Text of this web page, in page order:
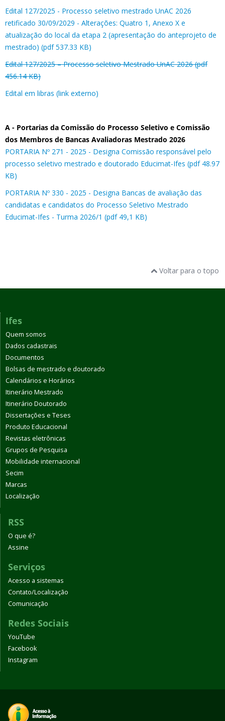
Edital 127/2025 - Processo seletivo mestrado UnAC 2026
retificado 30/09/2029 - Alterações: Quatro 1, Anexo X e
atualização do local da etapa 2 (apresentação do anteprojeto de
mestrado) (pdf 537.33 KB)
Edital 127/2025 – Processo seletivo Mestrado UnAC 2026 (pdf
456.14 KB)
Edital em libras (link externo)
A - Portarias da Comissão do Processo Seletivo e Comissão
dos Membros de Bancas Avaliadoras Mestrado 2026
PORTARIA Nº 271 - 2025 - Designa Comissão responsável pelo
processo seletivo mestrado e doutorado Educimat-Ifes (pdf 48.97
KB)
PORTARIA Nº 330 - 2025 - Designa Bancas de avaliação das
candidatas e candidatos do Processo Seletivo Mestrado
Educimat-Ifes - Turma 2026/1 (pdf 49,1 KB)
Voltar para o topo
Ifes
Quem somos
Dados cadastrais
Documentos
Bolsas de mestrado e doutorado
Calendários e Horários
Itinerário Mestrado
Itinerário Doutorado
Dissertações e Teses
Produto Educacional
Revistas eletrônicas
Grupos de Pesquisa
Mobilidade internacional
Secim
Marcas
Localização
RSS
O que é?
Assine
Serviços
Acesso a sistemas
Contato/Localização
Comunicação
Redes Sociais
YouTube
Facebook
Instagram